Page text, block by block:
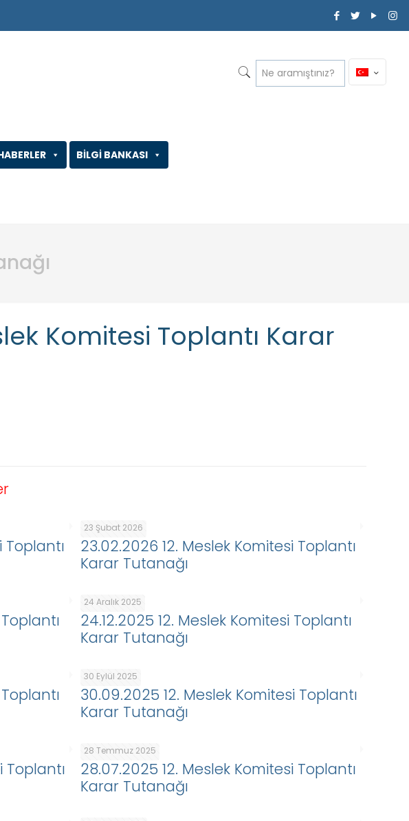
BİLGİ BANKASI
Komitesi Toplantı Karar
Toplantı
23 Şubat 2026
23.02.2026 12. Meslek Komitesi Toplantı
Karar Tutanağı
24 Aralık 2025
24.12.2025 12. Meslek Komitesi Toplantı
Karar Tutanağı
30 Eylül 2025
30.09.2025 12. Meslek Komitesi Toplantı
Karar Tutanağı
Toplantı
28 Temmuz 2025
28.07.2025 12. Meslek Komitesi Toplantı
Karar Tutanağı